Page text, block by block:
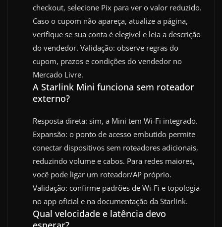
checkout, selecione Pix para ver o valor reduzido.
Caso o cupom não apareça, atualize a página,
verifique se sua conta é elegível e leia a descrição
do vendedor. Validação: observe regras do
cupom, prazos e condições do vendedor no
Mercado Livre.
A Starlink Mini funciona sem roteador
externo?
Resposta direta: sim, a Mini tem Wi‑Fi integrado.
Expansão: o ponto de acesso embutido permite
conectar dispositivos sem roteadores adicionais,
reduzindo volume e cabos. Para redes maiores,
você pode ligar um roteador/AP próprio.
Validação: confirme padrões de Wi‑Fi e topologia
no app oficial e na documentação da Starlink.
Qual velocidade e latência devo